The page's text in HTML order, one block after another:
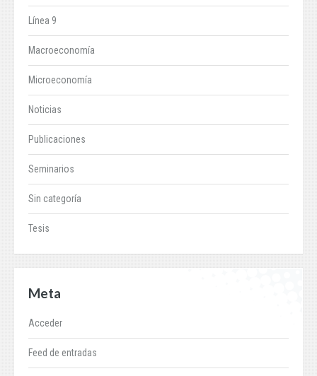
Línea 9
Macroeconomía
Microeconomía
Noticias
Publicaciones
Seminarios
Sin categoría
Tesis
Meta
Acceder
Feed de entradas